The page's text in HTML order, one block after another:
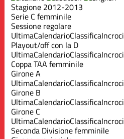
Stagione 2012-2013
Serie C femminile
Sessione regolare
UltimaCalendarioClassificaIncroci
Playout/off con la D
UltimaCalendarioClassificaIncroci
Coppa TAA femminile
Girone A
UltimaCalendarioClassificaIncroci
Girone B
UltimaCalendarioClassificaIncroci
Girone C
UltimaCalendarioClassificaIncroci
Seconda Divisione femminile